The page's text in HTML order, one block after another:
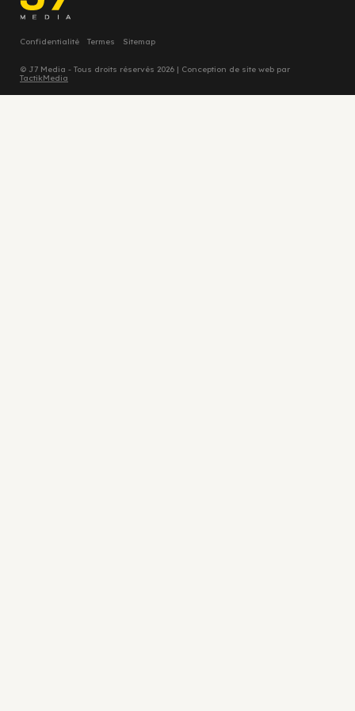
Confidentialité Termes Sitemap
© J7 Media - Tous droits réservés 2026 | Conception de site web par
TactikMedia